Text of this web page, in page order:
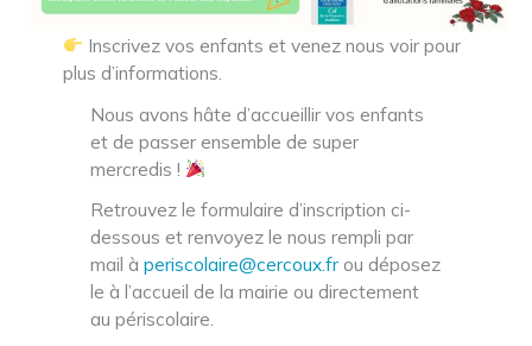
Inscrivez vos enfants et venez nous voir pour
plus d’informations.
Nous avons hâte d’accueillir vos enfants
et de passer ensemble de super
mercredis !
Retrouvez le formulaire d’inscription ci-
dessous et renvoyez le nous rempli par
mail à periscolaire@cercoux.fr ou déposez
le à l’accueil de la mairie ou directement
au périscolaire.